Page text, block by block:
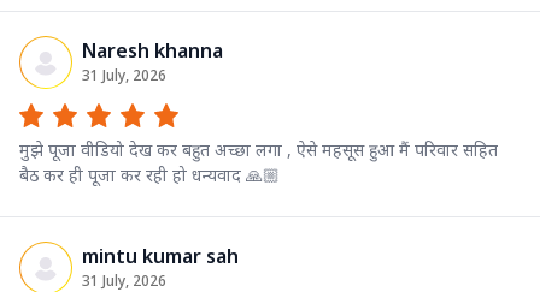
Naresh khanna
31 July, 2026
मुझे पूजा वीडियो देख कर बहुत अच्छा लगा , ऐसे महसूस हुआ मैं परिवार सहित
बैठ कर ही पूजा कर रही हो धन्यवाद 🙏🏼
mintu kumar sah
31 July, 2026